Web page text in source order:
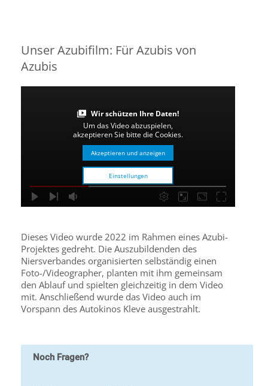
Unser Azubifilm: Für Azubis von
Azubis
Wir schützen Ihre Daten!
Um das Video abzuspielen,
akzeptieren Sie bitte die Cookies.
Akzeptieren und anzeigen
Einstellungen
Dieses Video wurde 2022 im Rahmen eines Azubi-
Projektes gedreht. Die Auszubildenden des
Niersverbandes organisierten selbständig einen
Foto-/Videographer, planten mit ihm gemeinsam
den Ablauf und spielten gleichzeitig in dem Video
mit. Anschließend wurde das Video auch im
Vorspann des Autokinos Kleve ausgestrahlt.
Noch Fragen?